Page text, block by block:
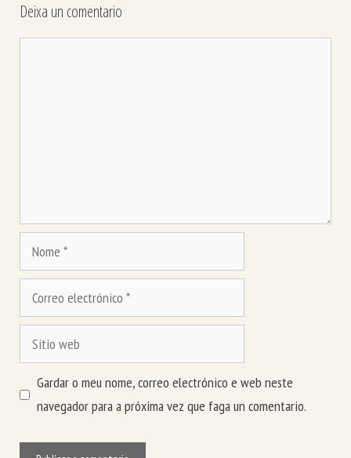
Deixa un comentario
Nome
Correo
electrónico
Sitio
web
Gardar o meu nome, correo electrónico e web neste
navegador para a próxima vez que faga un comentario.